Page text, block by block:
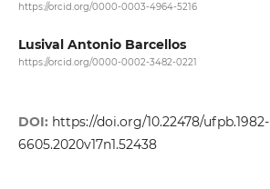
https://orcid.org/0000-0003-4964-5216
Lusival Antonio Barcellos
https://orcid.org/0000-0002-3482-0221
DOI: https://doi.org/10.22478/ufpb.1982-
6605.2020v17n1.52438